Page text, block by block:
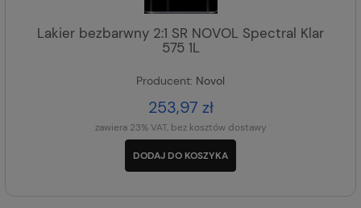
Lakier bezbarwny 2:1 SR NOVOL Spectral Klar
575 1L
Producent: Novol
253,97 zł
zawiera 23% VAT, bez kosztów dostawy
DODAJ DO KOSZYKA